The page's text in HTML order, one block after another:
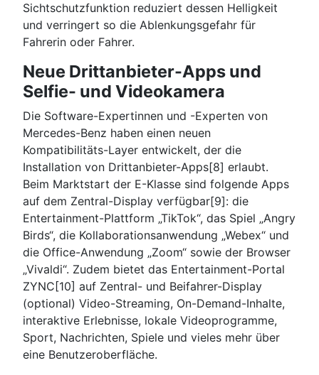
Sichtschutzfunktion reduziert dessen Helligkeit
und verringert so die Ablenkungsgefahr für
Fahrerin oder Fahrer.
Neue Drittanbieter-Apps und
Selfie- und Videokamera
Die Software-Expertinnen und -Experten von
Mercedes-Benz haben einen neuen
Kompatibilitäts-Layer entwickelt, der die
Installation von Drittanbieter-Apps[8] erlaubt.
Beim Marktstart der E-Klasse sind folgende Apps
auf dem Zentral-Display verfügbar[9]: die
Entertainment-Plattform „TikTok“, das Spiel „Angry
Birds“, die Kollaborationsanwendung „Webex“ und
die Office-Anwendung „Zoom“ sowie der Browser
„Vivaldi“. Zudem bietet das Entertainment-Portal
ZYNC[10] auf Zentral- und Beifahrer-Display
(optional) Video-Streaming, On-Demand-Inhalte,
interaktive Erlebnisse, lokale Videoprogramme,
Sport, Nachrichten, Spiele und vieles mehr über
eine Benutzeroberfläche.